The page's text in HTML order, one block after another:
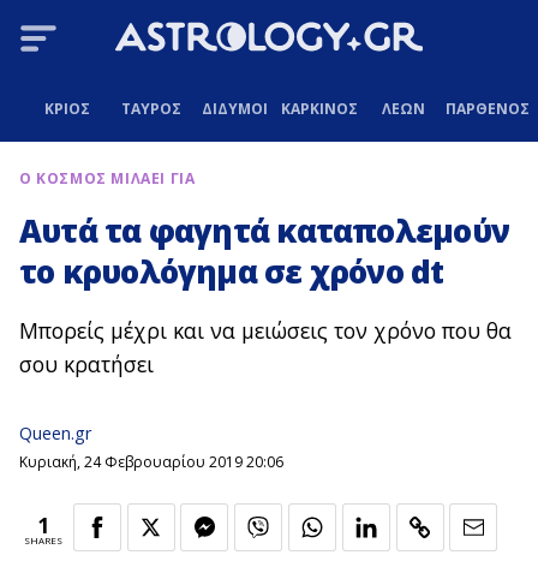
ΚΡΙΟΣ ΤΑΥΡΟΣ ΔΙΔΥΜΟΙ ΚΑΡΚΙΝΟΣ ΛΕΩΝ ΠΑΡΘΕΝΟΣ
Ο ΚΟΣΜΟΣ ΜΙΛΑΕΙ ΓΙΑ
Αυτά τα φαγητά καταπολεμούν
το κρυολόγημα σε χρόνο dt
Μπορείς μέχρι και να μειώσεις τον χρόνο που θα
σου κρατήσει
Queen.gr
Κυριακή, 24 Φεβρουαρίου 2019 20:06
1
SHARES